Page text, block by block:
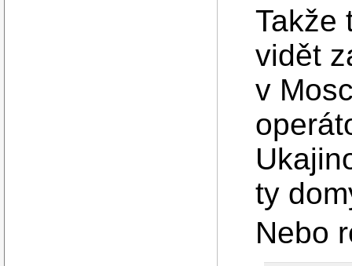
Takže
vidět
v
ty
Nebo